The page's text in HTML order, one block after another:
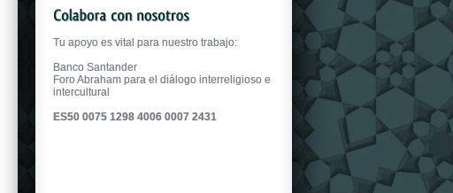
Tu apoyo es vital para nuestro trabajo:
Banco Santander
Foro Abraham para el diálogo interreligioso e
intercultural
ES50 0075 1298 4006 0007 2431